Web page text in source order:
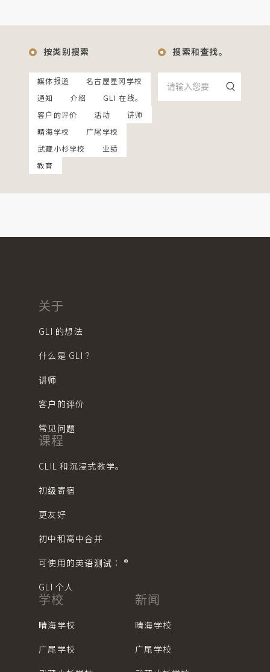
按类别搜索
媒体报道
名古屋星冈学校
通知
介绍
GLI 在线。
客户的评价
活动
讲师
晴海学校
广尾学校
武藏小杉学校
业绩
教育
搜索和查找。
关于
GLI 的想法
什么是 GLI？
讲师
客户的评价
常见问题
课程
CLIL 和沉浸式教学。
初级寄宿
更友好
初中和高中合并
可使用的英语测试： ®︎
GLI 个人
学校
晴海学校
广尾学校
新闻
晴海学校
广尾学校